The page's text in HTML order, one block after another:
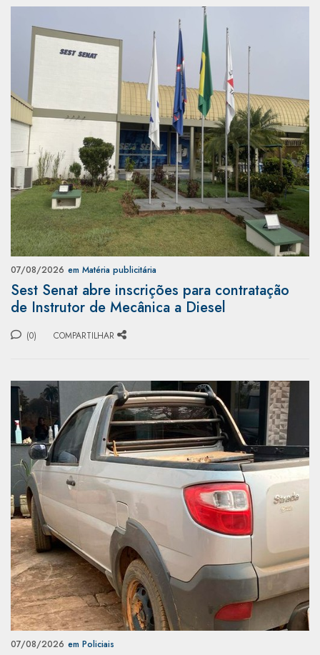
07/08/2026 em Matéria publicitária
Sest Senat abre inscrições para contratação
de Instrutor de Mecânica a Diesel
(0) COMPARTILHAR
07/08/2026 em Policiais